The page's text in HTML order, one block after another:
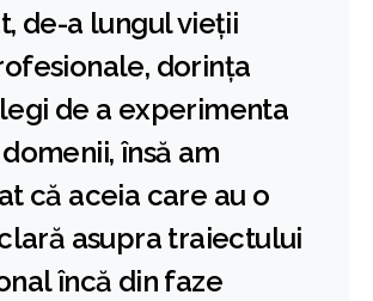
de-a lungul vieții
dorința
de a experimenta
însă am
că aceia care au o
asupra traiectului
încă din faze